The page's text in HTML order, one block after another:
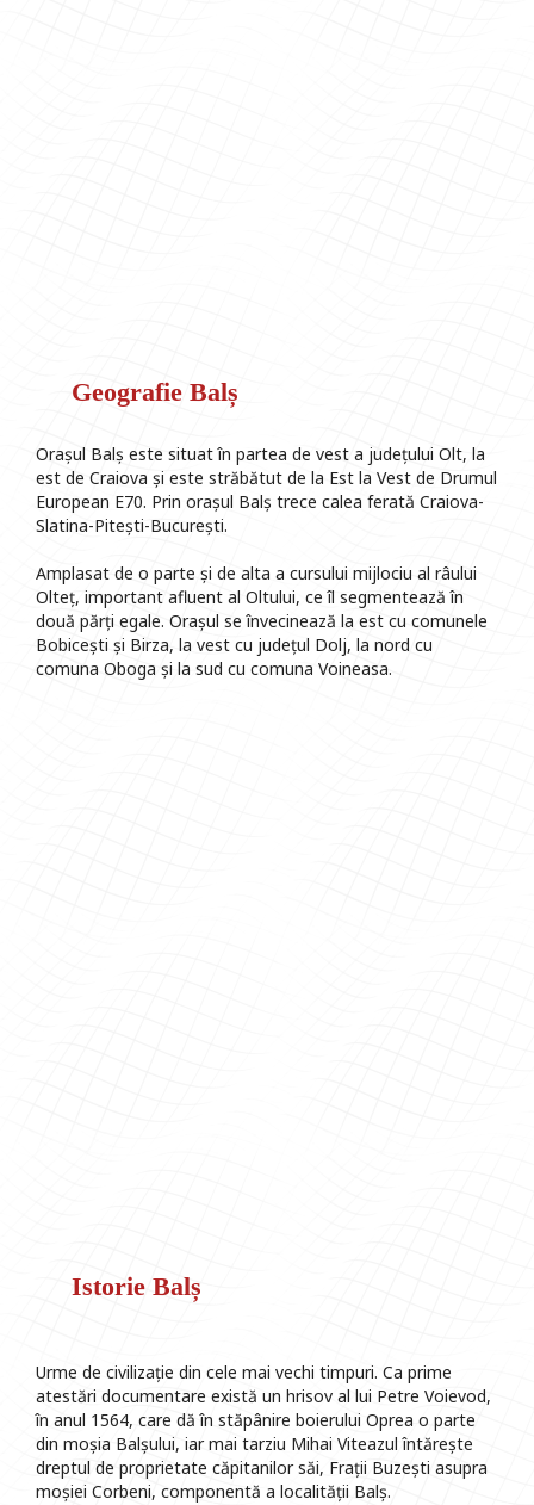
Geografie Balș
Orașul Balș este situat în partea de vest a județului Olt, la
est de Craiova și este străbătut de la Est la Vest de Drumul
European E70. Prin orașul Balș trece calea ferată Craiova-
Slatina-Pitești-București.
Amplasat de o parte și de alta a cursului mijlociu al râului
Olteț, important afluent al Oltului, ce îl segmentează în
două părți egale. Orașul se învecinează la est cu comunele
Bobicești și Birza, la vest cu județul Dolj, la nord cu
comuna Oboga și la sud cu comuna Voineasa.
Istorie Balș
Urme de civilizație din cele mai vechi timpuri. Ca prime
atestări documentare există un hrisov al lui Petre Voievod,
în anul 1564, care dă în stăpânire boierului Oprea o parte
din moșia Balșului, iar mai tarziu Mihai Viteazul întărește
dreptul de proprietate căpitanilor săi, Frații Buzești asupra
moșiei Corbeni, componentă a localității Balș.